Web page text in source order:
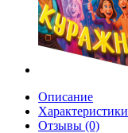
Описание
Характеристики
Отзывы (0)